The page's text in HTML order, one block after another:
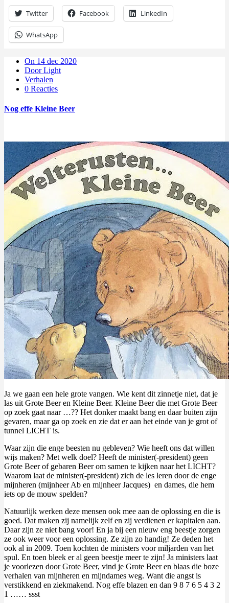
Twitter Facebook LinkedIn
WhatsApp
On 14 dec 2020
Door Light
Verhalen
0 Reacties
Nog effe Kleine Beer
Ja we gaan een hele grote vangen. Wie kent dit zinnetje niet, dat je
las uit Grote Beer en Kleine Beer. Kleine Beer die met Grote Beer
op zoek gaat naar …?? Het donker maakt bang en daar buiten zijn
gevaren, maar ga op zoek en zie dat er aan het einde van je grot of
tunnel LICHT is.
Waar zijn die enge beesten nu gebleven? Wie heeft ons dat willen
wijs maken? Met welk doel? Heeft de minister(-president) geen
Grote Beer of gebaren Beer om samen te kijken naar het LICHT?
Waarom laat de minister(-president) zich de les leren door de enge
mijnheren (mijnheer Ab en mijnheer Jacques) en dames, die hem
iets op de mouw spelden?
Natuurlijk werken deze mensen ook mee aan de oplossing en die is
goed. Dat maken zij namelijk zelf en zij verdienen er kapitalen aan.
Daar zijn ze niet bang voor! En ja bij een nieuw eng beestje zorgen
ze ook weer voor een oplossing. Ze zijn zo handig! Ze deden het
ook al in 2009. Toen kochten de ministers voor miljarden van het
spul. En toen bleek er al geen beestje meer te zijn! Ja ministers laat
je voorlezen door Grote Beer, vind je Grote Beer en blaas die boze
verhalen van mijnheren en mijndames weg. Want die angst is
verstikkend en ziekmakend. Nog effe blazen en dan 9 8 7 6 5 4 3 2
1 …… ssst